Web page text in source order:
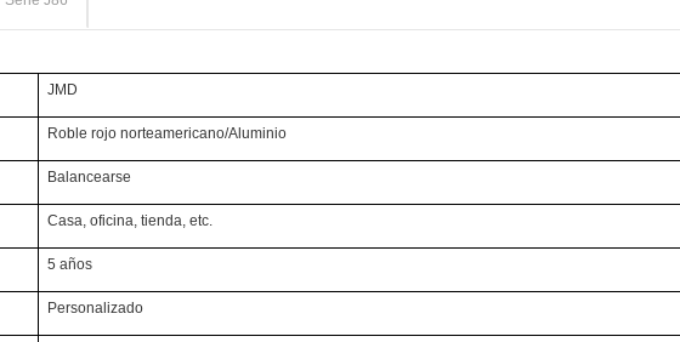
JMD
Roble rojo norteamericano/Aluminio
Balancearse
Casa, oficina, tienda, etc.
5 años
Personalizado